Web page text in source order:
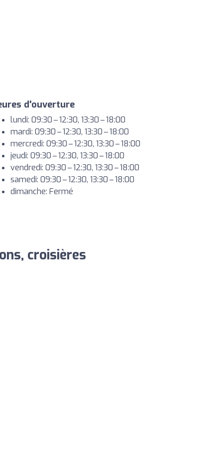
d'ouverture
lundi: 09:30 – 12:30, 13:30 – 18:00
mardi: 09:30 – 12:30, 13:30 – 18:00
mercredi: 09:30 – 12:30, 13:30 – 18:00
jeudi: 09:30 – 12:30, 13:30 – 18:00
vendredi: 09:30 – 12:30, 13:30 – 18:00
samedi: 09:30 – 12:30, 13:30 – 18:00
dimanche: Fermé
croisières